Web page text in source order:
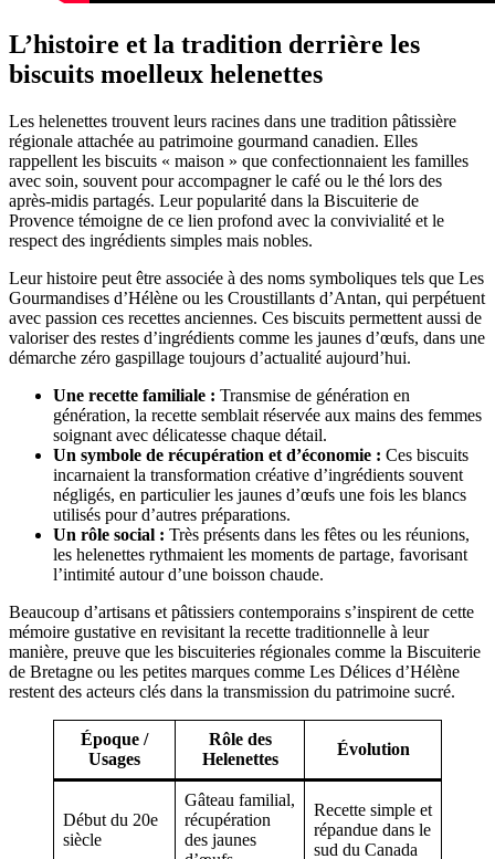
L’histoire et la tradition derrière les
biscuits moelleux helenettes
Les helenettes trouvent leurs racines dans une tradition pâtissière
régionale attachée au patrimoine gourmand canadien. Elles
rappellent les biscuits « maison » que confectionnaient les familles
avec soin, souvent pour accompagner le café ou le thé lors des
après-midis partagés. Leur popularité dans la Biscuiterie de
Provence témoigne de ce lien profond avec la convivialité et le
respect des ingrédients simples mais nobles.
Leur histoire peut être associée à des noms symboliques tels que Les
Gourmandises d’Hélène ou les Croustillants d’Antan, qui perpétuent
avec passion ces recettes anciennes. Ces biscuits permettent aussi de
valoriser des restes d’ingrédients comme les jaunes d’œufs, dans une
démarche zéro gaspillage toujours d’actualité aujourd’hui.
Une recette familiale : Transmise de génération en
génération, la recette semblait réservée aux mains des femmes
soignant avec délicatesse chaque détail.
Un symbole de récupération et d’économie : Ces biscuits
incarnaient la transformation créative d’ingrédients souvent
négligés, en particulier les jaunes d’œufs une fois les blancs
utilisés pour d’autres préparations.
Un rôle social : Très présents dans les fêtes ou les réunions,
les helenettes rythmaient les moments de partage, favorisant
l’intimité autour d’une boisson chaude.
Beaucoup d’artisans et pâtissiers contemporains s’inspirent de cette
mémoire gustative en revisitant la recette traditionnelle à leur
manière, preuve que les biscuiteries régionales comme la Biscuiterie
de Bretagne ou les petites marques comme Les Délices d’Hélène
restent des acteurs clés dans la transmission du patrimoine sucré.
Époque /
Usages
Rôle des
Helenettes
Évolution
Début du 20e
siècle
Gâteau familial,
récupération
des jaunes
Recette simple et
répandue dans le
sud du Canada